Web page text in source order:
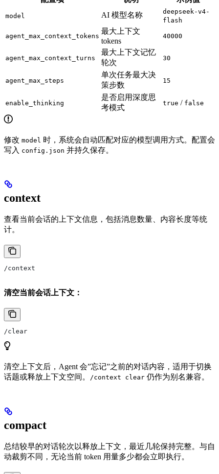
model AI 模型名称
deepseek-v4-
flash
agent_max_context_tokens
最大上下文
tokens
40000
agent_max_context_turns
最大上下文记忆
轮次
30
agent_max_steps
单次任务最大决
策步数
15
enable_thinking
是否启用深度思
考模式
true / false
修改 model 时，系统会自动匹配对应的模型调用方式。配置会
写入 config.json 并持久保存。
context
查看当前会话的上下文信息，包括消息数量、内容长度等统
计。
/context
清空当前会话上下文：
/clear
清空上下文后，Agent 会”忘记”之前的对话内容，适用于切换
话题或释放上下文空间。
/context clear 仍作为别名兼容。
compact
总结较早的对话轮次以释放上下文，最近几轮保持完整。与自
动裁剪不同，无论当前 token 用量多少都会立即执行。